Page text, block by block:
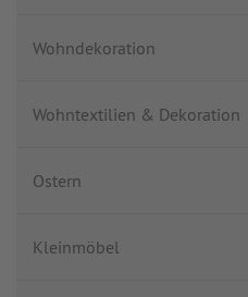
Wohndekoration
Wohntextilien & Dekoration
Ostern
Kleinmöbel